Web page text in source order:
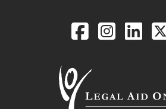
FacebookInstagram